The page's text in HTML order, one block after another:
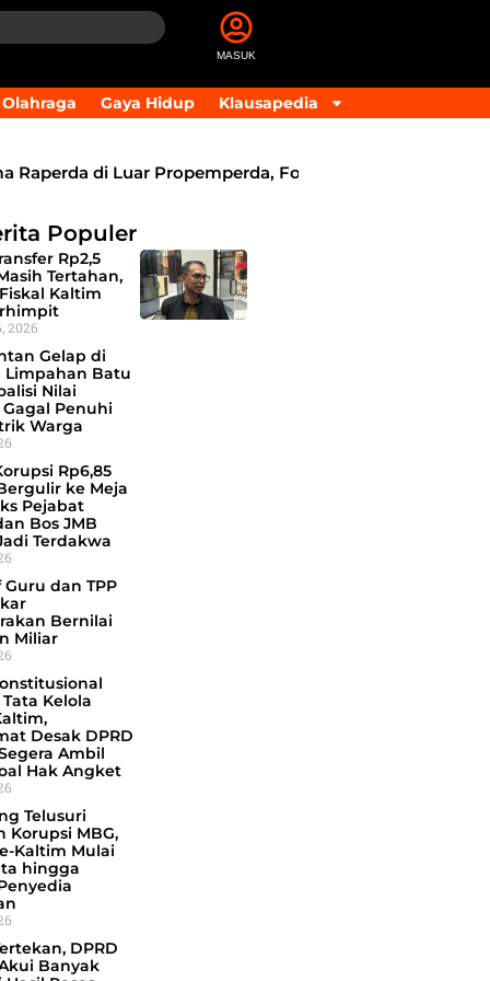
MASUK
Olahraga Gaya Hidup Klausapedia
di Luar Propemperda, Fokus Perkuat PAD dan
Populer
Rp2,5
Tertahan,
Kaltim
2026
Gelap di
Limpahan Batu
Nilai
Penuhi
Warga
Rp6,85
ke Meja
Pejabat
Bos JMB
Terdakwa
dan TPP
Bernilai
Miliar
Kelola
Desak DPRD
Ambil
Hak Angket
Telusuri
Korupsi MBG,
Kaltim Mulai
hingga
DPRD
Banyak